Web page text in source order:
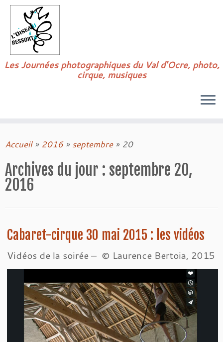
Passer
contenu
Les Journées photographiques du Val d'Ocre, photo,
cirque, musiques
Accueil » 2016 » septembre » 20
Archives du jour : septembre 20,
2016
Cabaret-cirque 30 mai 2015 : les vidéos
Vidéos de la soirée – © Laurence Bertoia, 2015